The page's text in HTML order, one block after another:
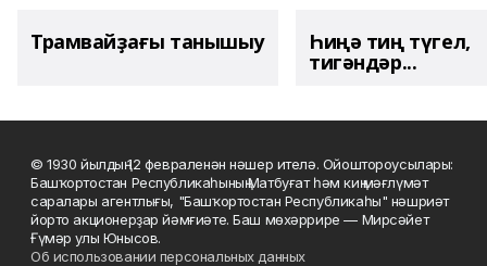
Трамвайҙағы танышыу Һиңә тиң түгел,
тигәндәр...
© 1930 йылдың 12 февраленән нәшер ителә. Ойоштороусылары:
Башҡортостан Республикаһының Матбуғат һәм киң мәғлүмәт
саралары агентлығы, "Башҡортостан Республикаһы" нәшриәт
йорто акционерҙар йәмғиәте. Баш мөхәррире — Мирсәйет
Ғүмәр улы Юнысов.
Об использовании персональных данных